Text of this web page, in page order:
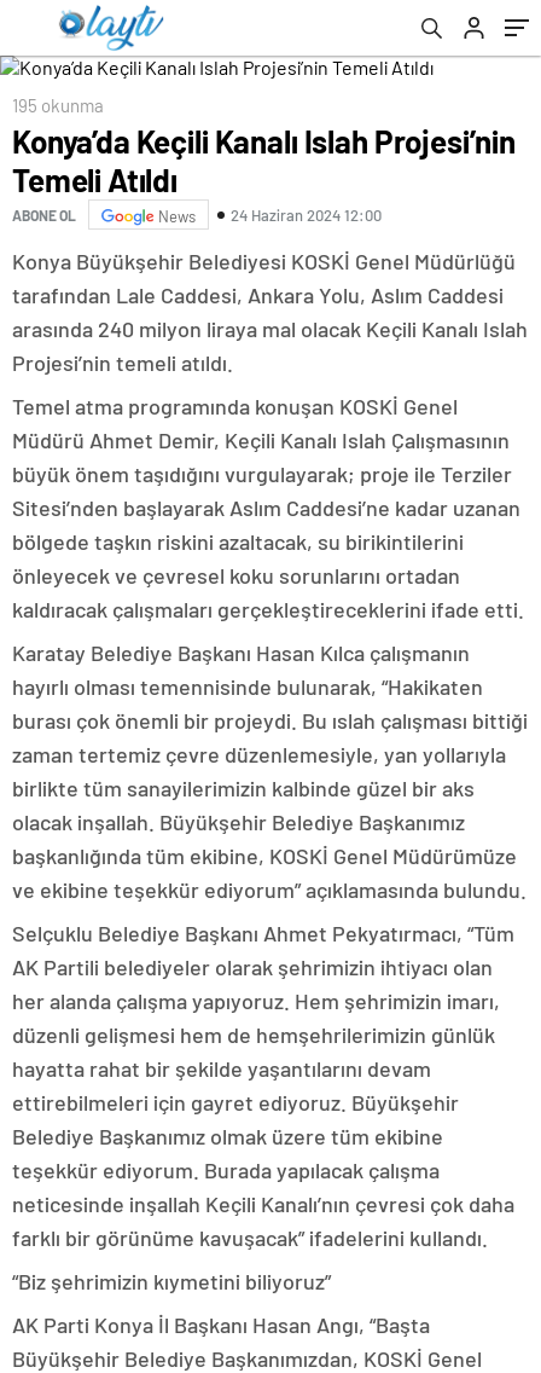
195 okunma
Konya’da Keçili Kanalı Islah Projesi’nin
Temeli Atıldı
ABONE OL News 24 Haziran 2024 12:00
Konya Büyükşehir Belediyesi KOSKİ Genel Müdürlüğü
tarafından Lale Caddesi, Ankara Yolu, Aslım Caddesi
arasında 240 milyon liraya mal olacak Keçili Kanalı Islah
Projesi’nin temeli atıldı.
Temel atma programında konuşan KOSKİ Genel
Müdürü Ahmet Demir, Keçili Kanalı Islah Çalışmasının
büyük önem taşıdığını vurgulayarak; proje ile Terziler
Sitesi’nden başlayarak Aslım Caddesi’ne kadar uzanan
bölgede taşkın riskini azaltacak, su birikintilerini
önleyecek ve çevresel koku sorunlarını ortadan
kaldıracak çalışmaları gerçekleştireceklerini ifade etti.
Karatay Belediye Başkanı Hasan Kılca çalışmanın
hayırlı olması temennisinde bulunarak, “Hakikaten
burası çok önemli bir projeydi. Bu ıslah çalışması bittiği
zaman tertemiz çevre düzenlemesiyle, yan yollarıyla
birlikte tüm sanayilerimizin kalbinde güzel bir aks
olacak inşallah. Büyükşehir Belediye Başkanımız
başkanlığında tüm ekibine, KOSKİ Genel Müdürümüze
ve ekibine teşekkür ediyorum” açıklamasında bulundu.
Selçuklu Belediye Başkanı Ahmet Pekyatırmacı, “Tüm
AK Partili belediyeler olarak şehrimizin ihtiyacı olan
her alanda çalışma yapıyoruz. Hem şehrimizin imarı,
düzenli gelişmesi hem de hemşehrilerimizin günlük
hayatta rahat bir şekilde yaşantılarını devam
ettirebilmeleri için gayret ediyoruz. Büyükşehir
Belediye Başkanımız olmak üzere tüm ekibine
teşekkür ediyorum. Burada yapılacak çalışma
neticesinde inşallah Keçili Kanalı’nın çevresi çok daha
farklı bir görünüme kavuşacak” ifadelerini kullandı.
“Biz şehrimizin kıymetini biliyoruz”
AK Parti Konya İl Başkanı Hasan Angı, “Başta
Büyükşehir Belediye Başkanımızdan, KOSKİ Genel